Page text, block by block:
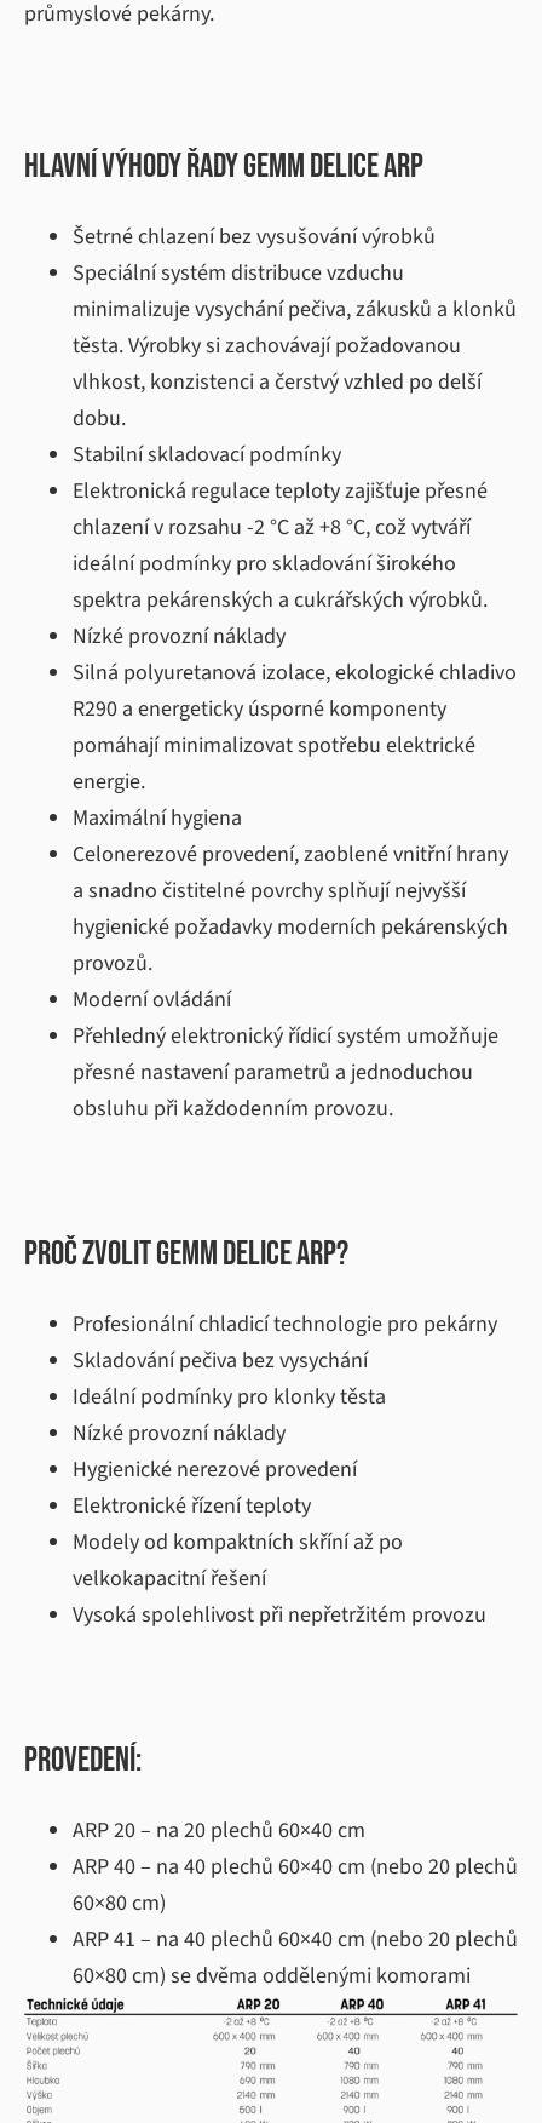
průmyslové pekárny.
Hlavní výhody řady GEMM DELICE ARP
Šetrné chlazení bez vysušování výrobků
Speciální systém distribuce vzduchu
minimalizuje vysychání pečiva, zákusků a klonků
těsta. Výrobky si zachovávají požadovanou
vlhkost, konzistenci a čerstvý vzhled po delší
dobu.
Stabilní skladovací podmínky
Elektronická regulace teploty zajišťuje přesné
chlazení v rozsahu -2 °C až +8 °C, což vytváří
ideální podmínky pro skladování širokého
spektra pekárenských a cukrářských výrobků.
Nízké provozní náklady
Silná polyuretanová izolace, ekologické chladivo
R290 a energeticky úsporné komponenty
pomáhají minimalizovat spotřebu elektrické
energie.
Maximální hygiena
Celonerezové provedení, zaoblené vnitřní hrany
a snadno čistitelné povrchy splňují nejvyšší
hygienické požadavky moderních pekárenských
provozů.
Moderní ovládání
Přehledný elektronický řídicí systém umožňuje
přesné nastavení parametrů a jednoduchou
obsluhu při každodenním provozu.
Proč zvolit GEMM DELICE ARP?
Profesionální chladicí technologie pro pekárny
Skladování pečiva bez vysychání
Ideální podmínky pro klonky těsta
Nízké provozní náklady
Hygienické nerezové provedení
Elektronické řízení teploty
Modely od kompaktních skříní až po
velkokapacitní řešení
Vysoká spolehlivost při nepřetržitém provozu
Provedení:
ARP 20 – na 20 plechů 60×40 cm
ARP 40 – na 40 plechů 60×40 cm (nebo 20 plechů
60×80 cm)
ARP 41 – na 40 plechů 60×40 cm (nebo 20 plechů
60×80 cm) se dvěma oddělenými komorami